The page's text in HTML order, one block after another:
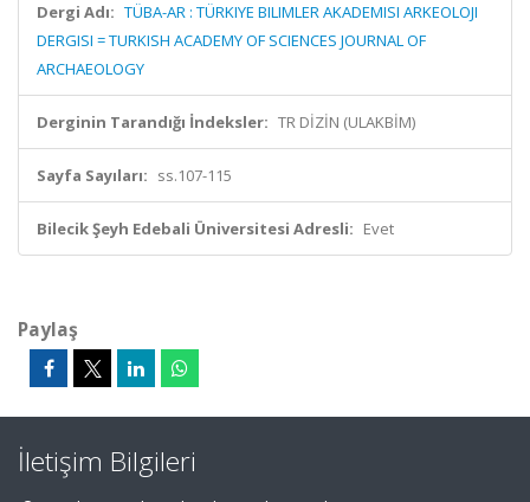
Dergi Adı: TÜBA-AR : TÜRKIYE BILIMLER AKADEMISI ARKEOLOJI
DERGISI = TURKISH ACADEMY OF SCIENCES JOURNAL OF
ARCHAEOLOGY
Derginin Tarandığı İndeksler: TR DİZİN (ULAKBİM)
Sayfa Sayıları: ss.107-115
Bilecik Şeyh Edebali Üniversitesi Adresli: Evet
Paylaş
İletişim Bilgileri